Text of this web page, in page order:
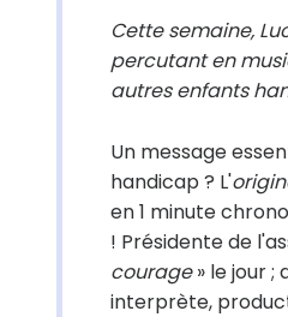
Cette semaine,
percutant en
autres enfants
Un message
handicap ? L'
en 1 minute
! Présidente de
courage» le jour ;
interprète,